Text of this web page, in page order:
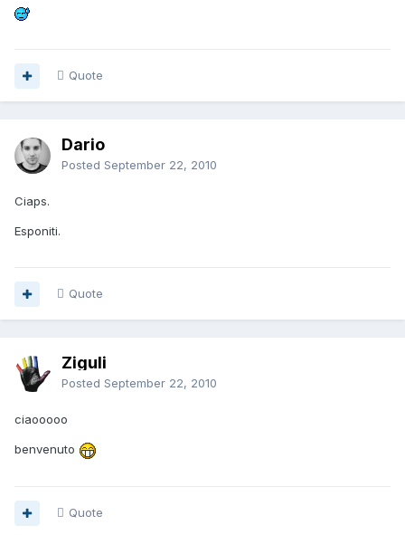
Quote
Dario
Posted September 22, 2010
Ciaps.
Esponiti.
Quote
Ziguli
Posted September 22, 2010
ciaooooo
benvenuto
Quote